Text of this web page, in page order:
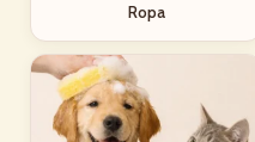
Ropa